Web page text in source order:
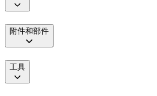
附件和部件
工具